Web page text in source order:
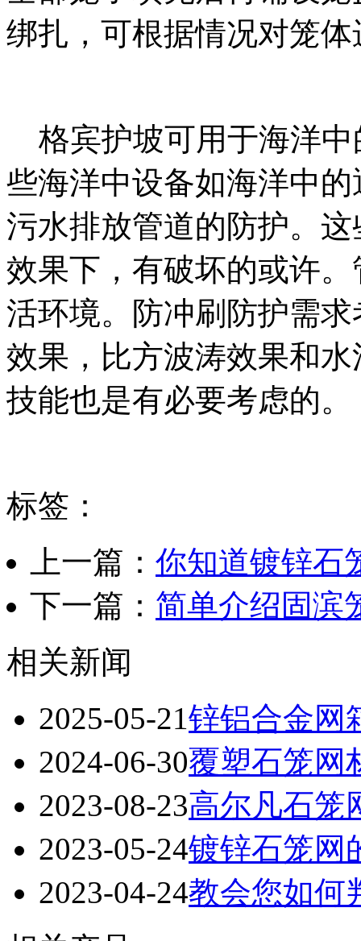
绑扎，可根据情况对笼
格宾护坡可用于海洋中
些海洋中设备如海洋中
污水排放管道的防护。
效果下，有破坏的或许
活环境。防冲刷防护需
效果，比方波涛效果和
技能也是有必要考虑的。
标签：
上一篇： 你知道镀锌石
下一篇： 简单介绍固滨
相关新闻
2025-05-21锌铝合金网
2024-06-30覆塑石笼网
2023-08-23高尔凡石笼
2023-05-24镀锌石笼网
2023-04-24教会您如何